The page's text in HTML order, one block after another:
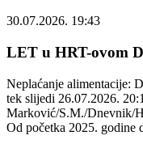
30.07.2026. 19:43
LET u HRT-ovom
Neplaćanje alimentacije:
tek slijedi 26.07.2026.
Marković/S.M./Dnevnik/
Od početka 2025. godine